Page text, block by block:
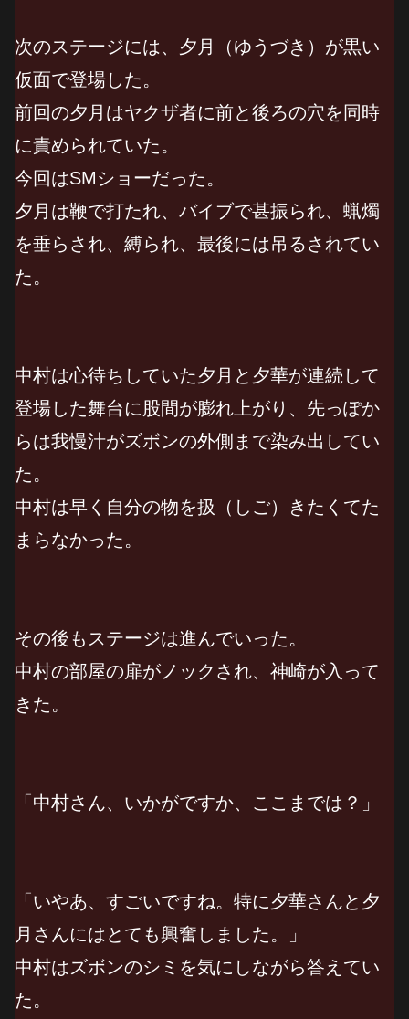
次のステージには、夕月（ゆうづき）が黒い
仮面で登場した。
前回の夕月はヤクザ者に前と後ろの穴を同時
に責められていた。
今回はSMショーだった。
夕月は鞭で打たれ、バイブで甚振られ、蝋燭
を垂らされ、縛られ、最後には吊るされてい
た。
中村は心待ちしていた夕月と夕華が連続して
登場した舞台に股間が膨れ上がり、先っぽか
らは我慢汁がズボンの外側まで染み出してい
た。
中村は早く自分の物を扱（しご）きたくてた
まらなかった。
その後もステージは進んでいった。
中村の部屋の扉がノックされ、神崎が入って
きた。
「中村さん、いかがですか、ここまでは？」
「いやあ、すごいですね。特に夕華さんと夕
月さんにはとても興奮しました。」
中村はズボンのシミを気にしながら答えてい
た。